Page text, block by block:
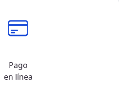
Pago
en línea